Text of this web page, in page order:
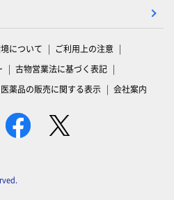
について
ご利用上の注意
古物営業法に基づく表記
医薬品の販売に関する表示 会社案内